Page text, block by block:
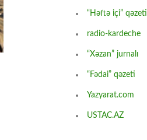
“Həftə içi” qəzeti
radio-kardeche
“Xəzan” jurnalı
“Fədai” qəzeti
Yazyarat.com
USTAC.AZ